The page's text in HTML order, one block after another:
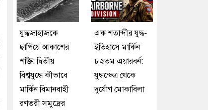
যুদ্ধজাহাজকে
ছাপিয়ে আকাশের
শক্তি: দ্বিতীয়
বিশ্বযুদ্ধে কীভাবে
মার্কিন বিমানবাহী
রণতরী সমুদ্রের
এক শতাব্দীর যুদ্ধ-
ইতিহাসে মার্কিন
৮২তম এয়ারবর্ন:
যুদ্ধক্ষেত্র থেকে
দুর্যোগ মোকাবিলা